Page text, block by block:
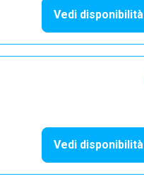
Vedi disponibilità
Vedi disponibilità